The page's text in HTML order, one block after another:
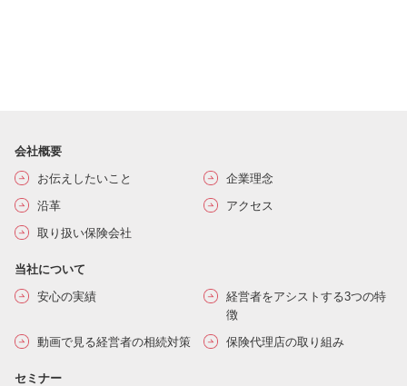
会社概要
お伝えしたいこと
企業理念
沿革
アクセス
取り扱い保険会社
当社について
安心の実績
経営者をアシストする3つの特
徴
動画で見る経営者の相続対策
保険代理店の取り組み
セミナー